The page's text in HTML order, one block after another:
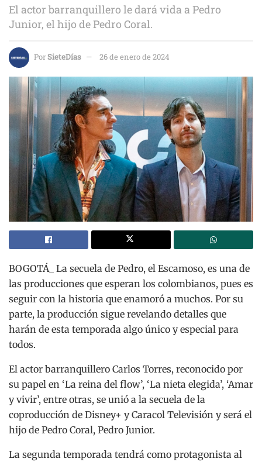
El actor barranquillero le dará vida a Pedro
Junior, el hijo de Pedro Coral.
PorSieteDías 26 de enero de 2024
BOGOTÁ_ La secuela de Pedro, el Escamoso, es una de
las producciones que esperan los colombianos, pues es
seguir con la historia que enamoró a muchos. Por su
parte, la producción sigue revelando detalles que
harán de esta temporada algo único y especial para
todos.
El actor barranquillero Carlos Torres, reconocido por
su papel en ‘La reina del flow’, ‘La nieta elegida’, ‘Amar
y vivir’, entre otras, se unió a la secuela de la
coproducción de Disney+ y Caracol Televisión y será el
hijo de Pedro Coral, Pedro Junior.
La segunda temporada tendrá como protagonista al